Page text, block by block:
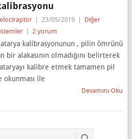
23/05/2019
Diğer
2 yorum
kalibrasyonunun , pilin ömrünü
bir alakasının olmadığını belirterek
kalibre etmek tamamen pil
ile
Devamını Oku